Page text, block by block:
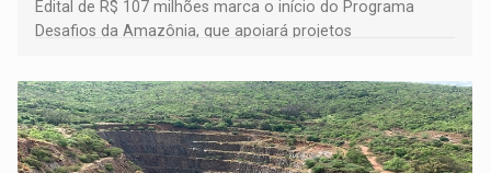
Edital de R$ 107 milhões marca o início do Programa
Desafios da Amazônia, que apoiará projetos
submissão de pré-propostas poderá ser feita até 1º de
setembro